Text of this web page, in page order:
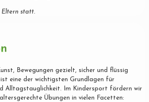
Eltern statt.
Bewegungen gezielt, sicher und flüssig
eine der wichtigsten Grundlagen für
Alltagstauglichkeit. Im Kindersport fördern wir
Übungen in vielen Facetten: